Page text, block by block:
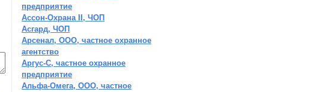
предприятие
Ассон-Охрана II, ЧОП
Асгард, ЧОП
Арсенал, ООО, частное охранное
агентство
Аргус-С, частное охранное
предприятие
Альфа-Омега, ООО, частное